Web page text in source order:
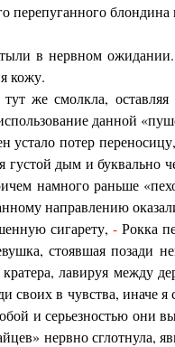
перепуганного
в нервном
кожу.
же смолкла,
данной
устало потер
дым и буквально
намного раньше
направлению
сигарету, -Рокка
стоявшая позади
лавируя между
своих в чувства, иначе я
и серьезностью они
нервно сглотнула,